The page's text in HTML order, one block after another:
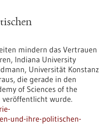
mindern das Vertrauen
Indiana University
Universität Konstanz
die gerade in den
of Sciences of the
veröffentlicht wurde.
und-ihre-politischen-